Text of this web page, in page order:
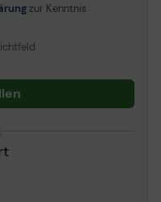
zur Kenntnis